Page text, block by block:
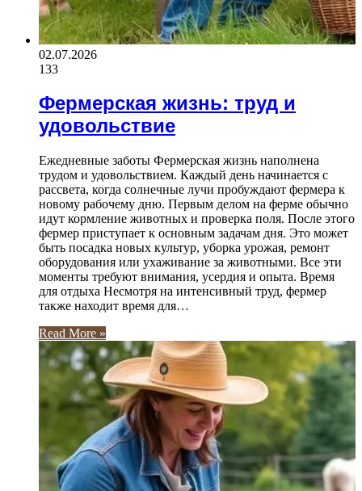
02.07.2026
133
Фермерская жизнь: труд и
удовольствие
Ежедневные заботы Фермерская жизнь наполнена
трудом и удовольствием. Каждый день начинается с
рассвета, когда солнечные лучи пробуждают фермера к
новому рабочему дню. Первым делом на ферме обычно
идут кормление животных и проверка поля. После этого
фермер приступает к основным задачам дня. Это может
быть посадка новых культур, уборка урожая, ремонт
оборудования или ухаживание за животными. Все эти
моменты требуют внимания, усердия и опыта. Время
для отдыха Несмотря на интенсивный труд, фермер
также находит время для…
Read More »